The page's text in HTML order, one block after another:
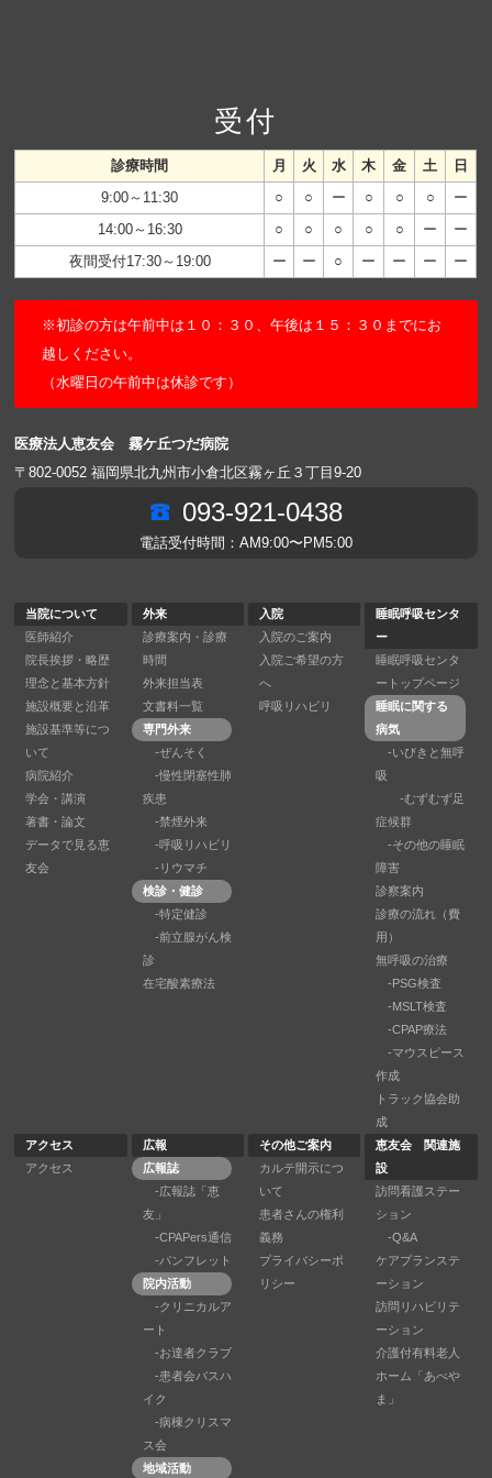
受付
診療時間 月 火 水 木 金 土
日
9:00～11:30
○ ○ ー ○ ○ ○
ー
14:00～16:30
○ ○ ○ ○ ○ ー
ー
夜間受付17:30～19:00
ー ー ○ ー ー ー ー
※初診の方は午前中は１０：３０、午後は１５：３０までにお
越しください。
（水曜日の午前中は休診です）
医療法人恵友会 霧ケ丘つだ病院
〒802-0052 福岡県北九州市小倉北区霧ヶ丘３丁目9-20
093-921-0438
電話受付時間：AM9:00〜PM5:00
当院について
医師紹介
院長挨拶・略歴
理念と基本方針
施設概要と沿革
施設基準等につ
いて
病院紹介
学会・講演
著書・論文
データで見る恵
友会
外来
診療案内・診療
時間
外来担当表
文書料一覧
専門外来
-ぜんそく
-慢性閉塞性肺
疾患
-禁煙外来
-呼吸リハビリ
-リウマチ
検診・健診
-特定健診
-前立腺がん検
診
在宅酸素療法
入院
入院のご案内
入院ご希望の方
へ
呼吸リハビリ
睡眠呼吸センタ
ー
睡眠呼吸センタ
ートップページ
睡眠に関する
病気
-いびきと無呼
吸
-むずむず足
症候群
-その他の睡眠
障害
診察案内
診療の流れ（費
用）
無呼吸の治療
-PSG検査
-MSLT検査
-CPAP療法
-マウスピース
作成
トラック協会助
成
アクセス
アクセス
広報
広報誌
-広報誌「恵
友」
-CPAPers通信
-パンフレット
院内活動
-クリニカルア
ート
-お達者クラブ
-患者会バスハ
イク
-病棟クリスマ
ス会
地域活動
その他ご案内
カルテ開示につ
いて
患者さんの権利
義務
プライバシーポ
リシー
恵友会 関連施
設
訪問看護ステー
ション
-Q&A
ケアプランステ
ーション
訪問リハビリテ
ーション
介護付有料老人
ホーム「あべや
ま」